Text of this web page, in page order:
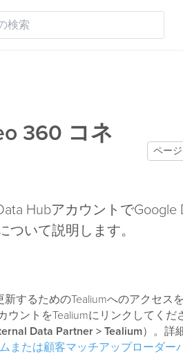
検索
360 コネ
ペー
HubアカウントでGoogle
いて説明します。
するためのTealiumへのアクセス
ウントをTealiumにリンクしてくだ
Data Partner > Tealium）。詳
または顧客マッチアップローダー